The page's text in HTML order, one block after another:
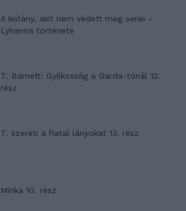
A kislány, akit nem védett meg senki –
Lyhanna története
T. Barnett: Gyilkosság a Garda-tónál 12.
rész
T. szereti a fiatal lányokat 13. rész
Minka 10. rész